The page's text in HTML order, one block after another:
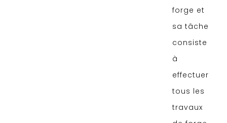
forge et
sa tâche
consiste
à
effectuer
tous les
travaux